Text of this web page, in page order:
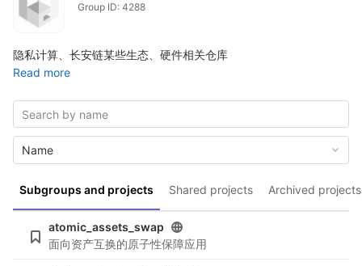
Group ID: 4288
隐私计算、长安链某些生态、硬件相关仓库
Read more
Subgroups and projects Shared projects Archived projects
Name
atomic_assets_swap
面向资产互换的原子性保障应用